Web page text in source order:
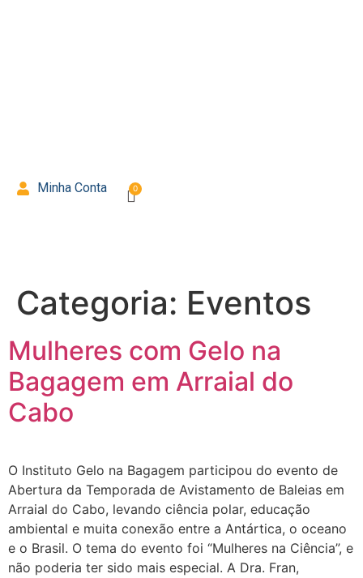
Minha Conta
Categoria: Eventos
Mulheres com Gelo na
Bagagem em Arraial do
Cabo
O Instituto Gelo na Bagagem participou do evento de
Abertura da Temporada de Avistamento de Baleias em
Arraial do Cabo, levando ciência polar, educação
ambiental e muita conexão entre a Antártica, o oceano
e o Brasil. O tema do evento foi “Mulheres na Ciência”, e
não poderia ter sido mais especial. A Dra. Fran,